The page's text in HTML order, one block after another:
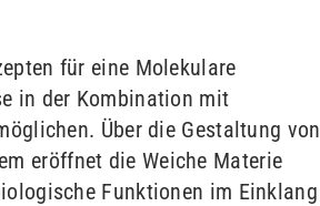
für eine Molekulare
in der Kombination mit
Über die Gestaltung von
eröffnet die Weiche Materie
Funktionen im Einklang